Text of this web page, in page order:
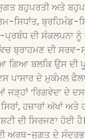
ਬਹੁਪਰਤੀ ਅਤੇ
ਸਿਧਾਂਤ,
ਪ੍ਰਬੰਧ ਦੀ ਸੰਕਲਪਨਾ
ਬ੍ਰਾਹਮਣ ਦੀ ਸਰਵ-
ਗਿਆ ਬਲਕਿ ਉਸ ਦੀ
ਪਾਸਾਰ ਦੇ ਮੁਕੰਮਲ
ਜੜ੍ਹਾਂ ‘ਰਿਗਵੇਦ’ ਦੇ
ਸਿਰਾਂ, ਹਜ਼ਾਰਾਂ ਅੱਖਾਂ
ਦੀ ਸਿਰਜਣਾ ਹੋਈ
ਅਰਥ-ਜੁਗਤ ਦੇ